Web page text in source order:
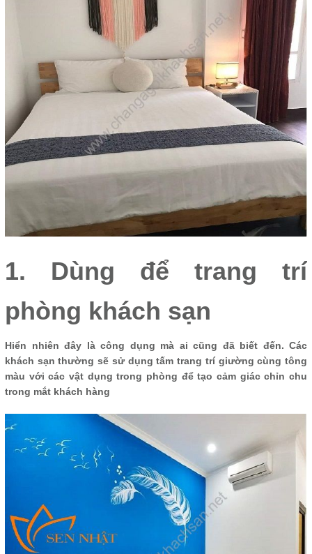
1. Dùng để trang trí
phòng khách sạn
Hiển nhiên đây là công dụng mà ai cũng đã biết đến. Các
khách sạn thường sẽ sử dụng tấm trang trí giường cùng tông
màu với các vật dụng trong phòng để tạo cảm giác chỉn chu
trong mắt khách hàng